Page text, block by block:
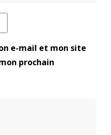
e-mail et mon site
prochain